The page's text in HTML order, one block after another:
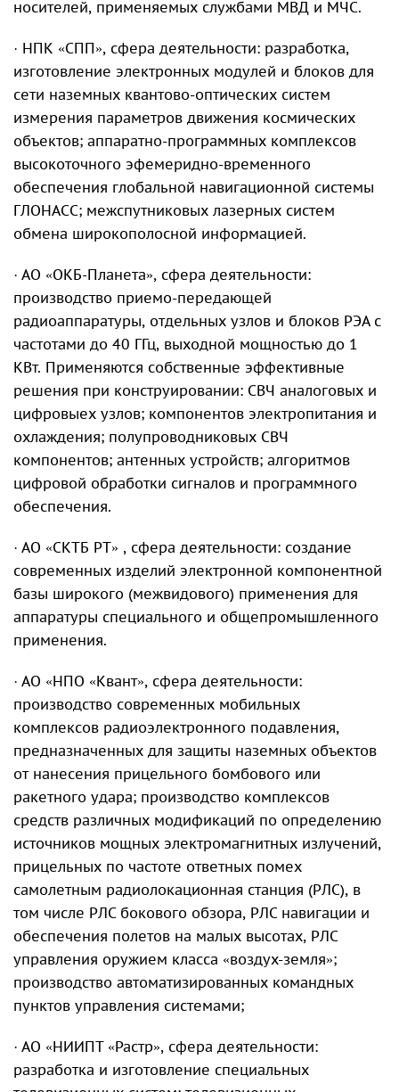
носителей, применяемых службами МВД и МЧС.
· НПК «СПП», сфера деятельности: разработка,
изготовление электронных модулей и блоков для
сети наземных квантово-оптических систем
измерения параметров движения космических
объектов; аппаратно-программных комплексов
высокоточного эфемеридно-временного
обеспечения глобальной навигационной системы
ГЛОНАСС; межспутниковых лазерных систем
обмена широкополосной информацией.
· АО «ОКБ-Планета», сфера деятельности:
производство приемо-передающей
радиоаппаратуры, отдельных узлов и блоков РЭА с
частотами до 40 ГГц, выходной мощностью до 1
КВт. Применяются собственные эффективные
решения при конструировании: СВЧ аналоговых и
цифровыех узлов; компонентов электропитания и
охлаждения; полупроводниковых СВЧ
компонентов; антенных устройств; алгоритмов
цифровой обработки сигналов и программного
обеспечения.
· АО «СКТБ РТ» , сфера деятельности: создание
современных изделий электронной компонентной
базы широкого (межвидового) применения для
аппаратуры специального и общепромышленного
применения.
· АО «НПО «Квант», сфера деятельности:
производство современных мобильных
комплексов радиоэлектронного подавления,
предназначенных для защиты наземных объектов
от нанесения прицельного бомбового или
ракетного удара; производство комплексов
средств различных модификаций по определению
источников мощных электромагнитных излучений,
прицельных по частоте ответных помех
самолетным радиолокационная станция (РЛС), в
том числе РЛС бокового обзора, РЛС навигации и
обеспечения полетов на малых высотах, РЛС
управления оружием класса «воздух-земля»;
производство автоматизированных командных
пунктов управления системами;
· АО «НИИПТ «Растр», сфера деятельности:
разработка и изготовление специальных